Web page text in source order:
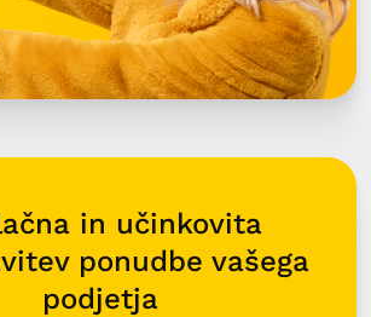
in učinkovita
ponudbe vašega
podjetja